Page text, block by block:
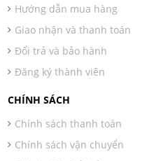
Hướng dẫn mua hàng
Giao nhận và thanh toán
Đổi trả và bảo hành
Đăng ký thành viên
CHÍNH SÁCH
Chính sách thanh toán
Chính sách vận chuyển